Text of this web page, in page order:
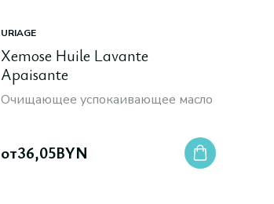
URIAGE
Xemose Huile Lavante
Apaisante
Очищающее успокаивающее масло
от36,05BYN